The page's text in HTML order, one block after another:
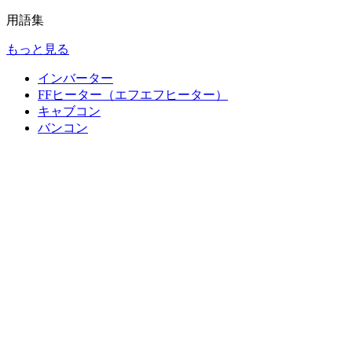
用語集
もっと見る
インバーター
FFヒーター（エフエフヒーター）
キャブコン
バンコン